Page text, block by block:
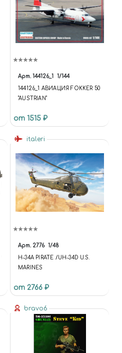
Арт. 144126_1 1/144
144126_1 АВИАЦИЯ FOKKER 50
"AUSTRIAN"
от 1515 ₽
italeri
Арт. 2776 1/48
H-34A PIRATE /UH-34D U.S.
MARINES
от 2766 ₽
bravo6